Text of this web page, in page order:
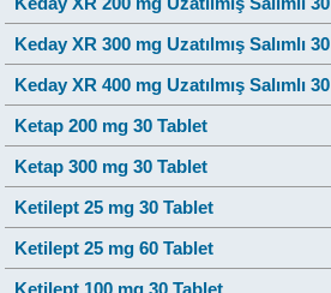
Keday XR 300 mg Uzatılmış Salımlı
Keday XR 400 mg Uzatılmış Salımlı
Ketap 200 mg 30 Tablet
Ketap 300 mg 30 Tablet
Ketilept 25 mg 30 Tablet
Ketilept 25 mg 60 Tablet
Ketilept 100 mg 30 Tablet